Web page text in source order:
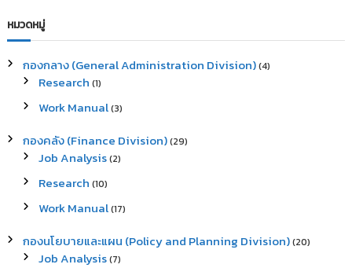
r
c
f
หมวดหมู่
กองกลาง (General Administration Division)(4)
Research (1)
Work Manual(3)
กองคลัง (Finance Division)(29)
Job Analysis(2)
Research (10)
Work Manual(17)
กองนโยบายและแผน (Policy and Planning Division)(20)
Job Analysis(7)